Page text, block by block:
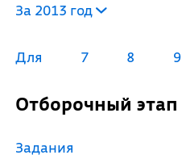
За 2013 год
Для 7 8 9
Отборочный этап
Задания